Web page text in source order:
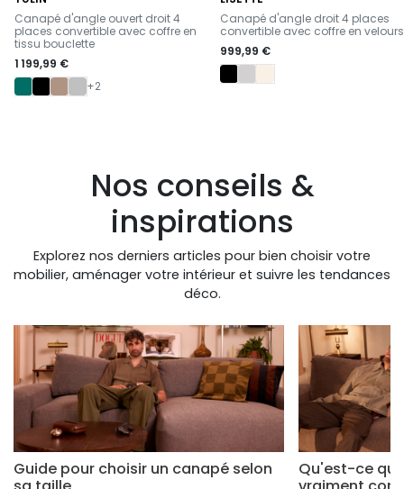
-
Canapé d'angle ouvert droit 4
places convertible avec coffre en
tissu bouclette
1 199,99 €
+2
-
Canapé d'angle droit 4 places
convertible avec coffre en velours
999,99 €
Nos conseils &
inspirations
Explorez nos derniers articles pour bien choisir votre
mobilier, aménager votre intérieur et suivre les tendances
déco.
Guide pour choisir un canapé selon
Qu'est-ce qui